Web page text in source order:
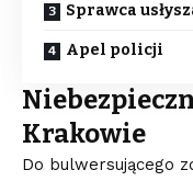
Sprawca
Apel policji
Krakowie
Do bulwersującego